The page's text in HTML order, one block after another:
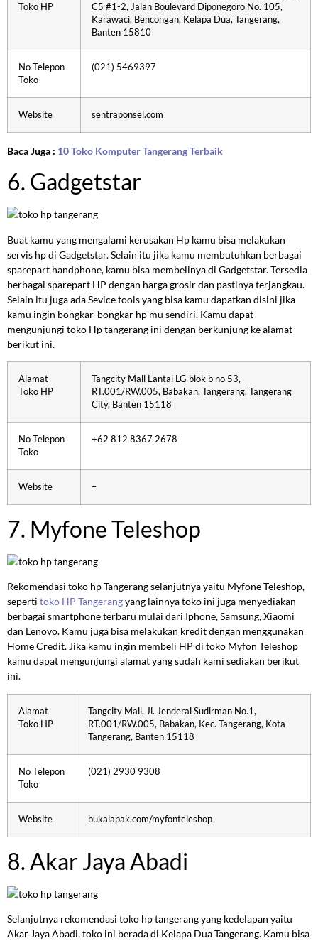
Toko HP
C5 #1-2, Jalan Boulevard Diponegoro No. 105,
Karawaci, Bencongan, Kelapa Dua, Tangerang,
Banten 15810
No Telepon
Toko
(021) 5469397
Website sentraponsel.com
Baca Juga : 10 Toko Komputer Tangerang Terbaik
6. Gadgetstar
Buat kamu yang mengalami kerusakan Hp kamu bisa melakukan
servis hp di Gadgetstar. Selain itu jika kamu membutuhkan berbagai
sparepart handphone, kamu bisa membelinya di Gadgetstar. Tersedia
berbagai sparepart HP dengan harga grosir dan pastinya terjangkau.
Selain itu juga ada Sevice tools yang bisa kamu dapatkan disini jika
kamu ingin bongkar-bongkar hp mu sendiri. Kamu dapat
mengunjungi toko Hp tangerang ini dengan berkunjung ke alamat
berikut ini.
Alamat
Toko HP
Tangcity Mall Lantai LG blok b no 53,
RT.001/RW.005, Babakan, Tangerang, Tangerang
City, Banten 15118
No Telepon
Toko
+62 812 8367 2678
Website –
7. Myfone Teleshop
Rekomendasi toko hp Tangerang selanjutnya yaitu Myfone Teleshop,
seperti toko HP Tangerangyang lainnya toko ini juga menyediakan
berbagai smartphone terbaru mulai dari Iphone, Samsung, Xiaomi
dan Lenovo. Kamu juga bisa melakukan kredit dengan menggunakan
Home Credit. Jika kamu ingin membeli HP di toko Myfon Teleshop
kamu dapat mengunjungi alamat yang sudah kami sediakan berikut
ini.
Alamat
Toko HP
Tangcity Mall, Jl. Jenderal Sudirman No.1,
RT.001/RW.005, Babakan, Kec. Tangerang, Kota
Tangerang, Banten 15118
No Telepon
Toko
(021) 2930 9308
Website bukalapak.com/myfonteleshop
8. Akar Jaya Abadi
Selanjutnya rekomendasi toko hp tangerang yang kedelapan yaitu
Akar Jaya Abadi, toko ini berada di Kelapa Dua Tangerang. Kamu bisa